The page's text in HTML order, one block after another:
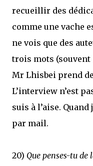
recueillir des
comme une vache
ne vois que des
trois mots (souvent
Mr Lhisbei prend
L’interview n’est
suis à l’aise.
par mail.
20) Que penses-tu